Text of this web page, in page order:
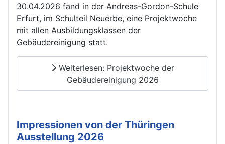
30.04.2026 fand in der Andreas-Gordon-Schule
Erfurt, im Schulteil Neuerbe, eine Projektwoche
mit allen Ausbildungsklassen der
Gebäudereinigung statt.
Weiterlesen: Projektwoche der
Gebäudereinigung 2026
Impressionen von der Thüringen
Ausstellung 2026